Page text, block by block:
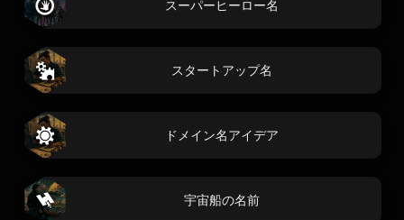
スーパーヒーロー名
スタートアップ名
ドメイン名アイデア
宇宙船の名前